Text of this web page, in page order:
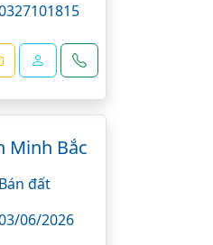
Minh Bắc
Bán đất
06/2026